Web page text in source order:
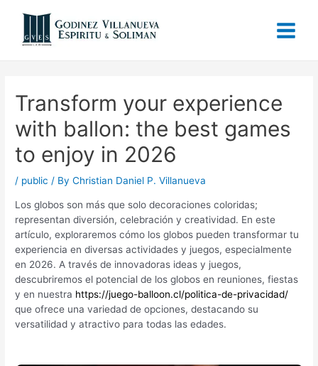
Transform your experience
with ballon: the best games
to enjoy in 2026
/ public / ByChristian Daniel P. Villanueva
Los globos son más que solo decoraciones coloridas;
representan diversión, celebración y creatividad. En este
artículo, exploraremos cómo los globos pueden transformar tu
experiencia en diversas actividades y juegos, especialmente
en 2026. A través de innovadoras ideas y juegos,
descubriremos el potencial de los globos en reuniones, fiestas
y en nuestra https://juego-balloon.cl/politica-de-privacidad/
que ofrece una variedad de opciones, destacando su
versatilidad y atractivo para todas las edades.